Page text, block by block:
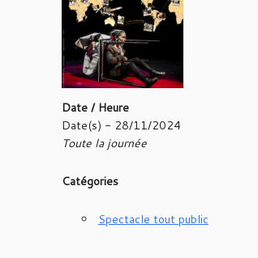
Date / Heure
Date(s) - 28/11/2024
Toute la journée
Catégories
Spectacle tout public